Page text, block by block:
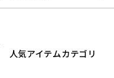
人気アイテムカテゴリ